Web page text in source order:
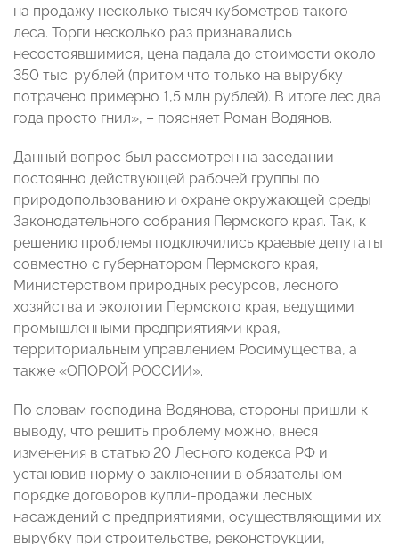
на продажу несколько тысяч кубометров такого
леса. Торги несколько раз признавались
несостоявшимися, цена падала до стоимости около
350 тыс. рублей (притом что только на вырубку
потрачено примерно 1,5 млн рублей). В итоге лес два
года просто гнил», – поясняет Роман Водянов.
Данный вопрос был рассмотрен на заседании
постоянно действующей рабочей группы по
природопользованию и охране окружающей среды
Законодательного собрания Пермского края. Так, к
решению проблемы подключились краевые депутаты
совместно с губернатором Пермского края,
Министерством природных ресурсов, лесного
хозяйства и экологии Пермского края, ведущими
промышленными предприятиями края,
территориальным управлением Росимущества, а
также «ОПОРОЙ РОССИИ».
По словам господина Водянова, стороны пришли к
выводу, что решить проблему можно, внеся
изменения в статью 20 Лесного кодекса РФ и
установив норму о заключении в обязательном
порядке договоров купли-продажи лесных
насаждений с предприятиями, осуществляющими их
вырубку при строительстве, реконструкции,